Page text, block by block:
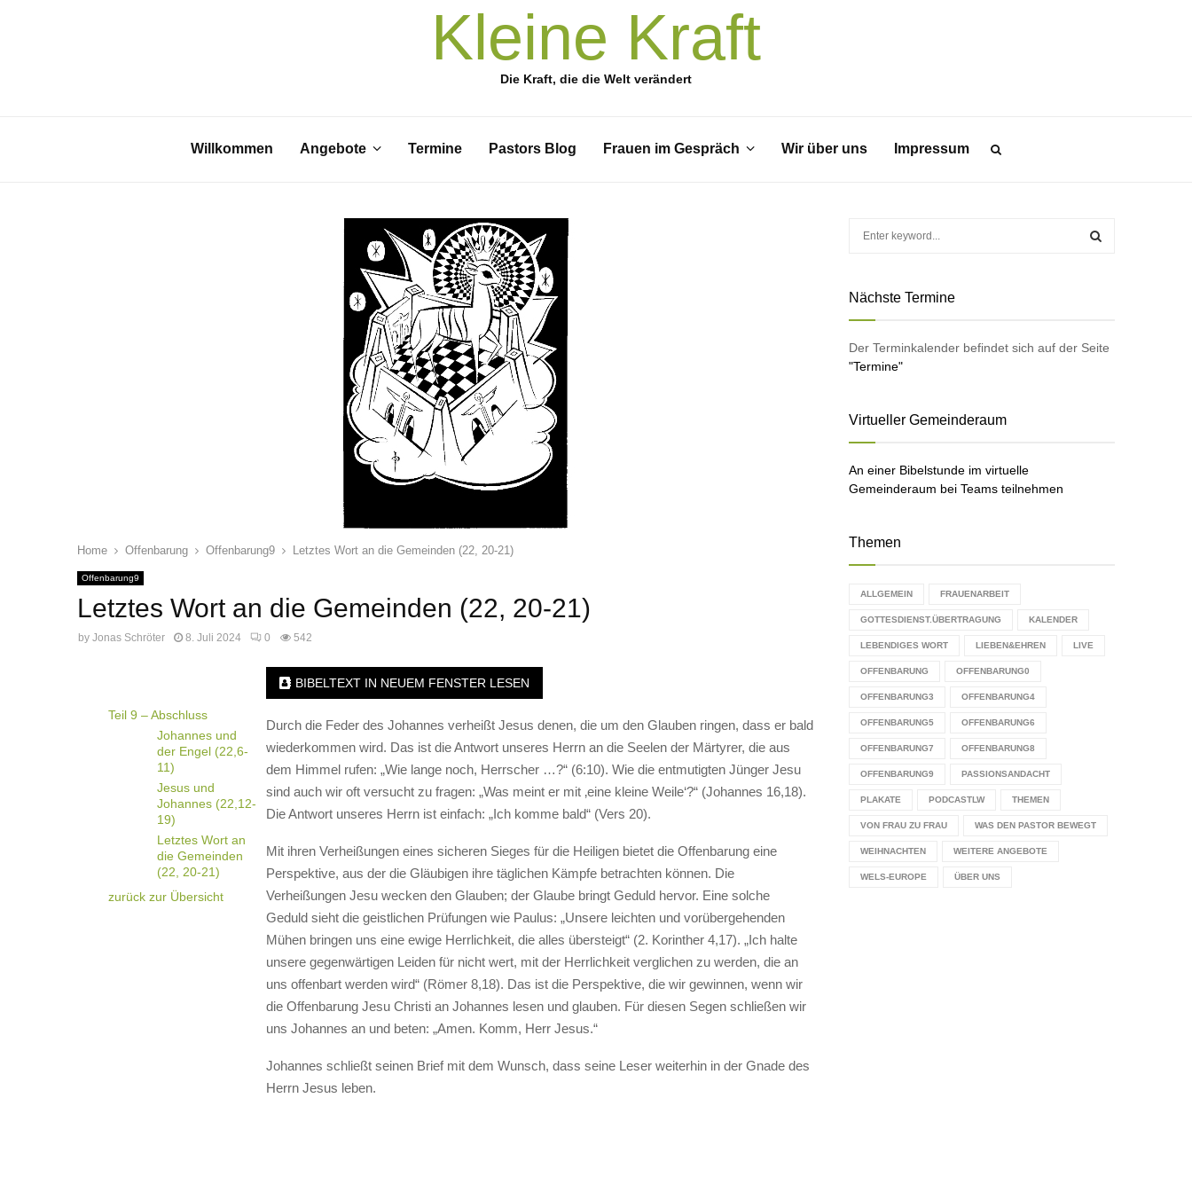
Kleine Kraft
Die Kraft, die die Welt verändert
Willkommen Angebote Termine Pastors Blog Frauen im Gespräch Wir über uns Impressum
Home Offenbarung Offenbarung9 Letztes Wort an die Gemeinden (22, 20-21)
Offenbarung9
Letztes Wort an die Gemeinden (22, 20-21)
by Jonas Schröter 8. Juli 2024 0 542
Teil 9 – Abschluss
Johannes und
der Engel (22,6-
11)
Jesus und
Johannes (22,12-
19)
Letztes Wort an
die Gemeinden
(22, 20-21)
zurück zur Übersicht
BIBELTEXT IN NEUEM FENSTER LESEN
Durch die Feder des Johannes verheißt Jesus denen, die um den Glauben ringen, dass er bald
wiederkommen wird. Das ist die Antwort unseres Herrn an die Seelen der Märtyrer, die aus
dem Himmel rufen: „Wie lange noch, Herrscher …?“ (6:10). Wie die entmutigten Jünger Jesu
sind auch wir oft versucht zu fragen: „Was meint er mit ‚eine kleine Weile‘?“ (Johannes 16,18).
Die Antwort unseres Herrn ist einfach: „Ich komme bald“ (Vers 20).
Mit ihren Verheißungen eines sicheren Sieges für die Heiligen bietet die Offenbarung eine
Perspektive, aus der die Gläubigen ihre täglichen Kämpfe betrachten können. Die
Verheißungen Jesu wecken den Glauben; der Glaube bringt Geduld hervor. Eine solche
Geduld sieht die geistlichen Prüfungen wie Paulus: „Unsere leichten und vorübergehenden
Mühen bringen uns eine ewige Herrlichkeit, die alles übersteigt“ (2. Korinther 4,17). „Ich halte
unsere gegenwärtigen Leiden für nicht wert, mit der Herrlichkeit verglichen zu werden, die an
uns offenbart werden wird“ (Römer 8,18). Das ist die Perspektive, die wir gewinnen, wenn wir
die Offenbarung Jesu Christi an Johannes lesen und glauben. Für diesen Segen schließen wir
uns Johannes an und beten: „Amen. Komm, Herr Jesus.“
Johannes schließt seinen Brief mit dem Wunsch, dass seine Leser weiterhin in der Gnade des
Herrn Jesus leben.
c
h
A
Nächste Termine
Der Terminkalender befindet sich auf der Seite
"Termine"
Virtueller Gemeinderaum
An einer Bibelstunde im virtuelle
Gemeinderaum bei Teams teilnehmen
Themen
ALLGEMEIN FRAUENARBEIT
GOTTESDIENST.ÜBERTRAGUNG KALENDER
LEBENDIGES WORT LIEBEN&EHREN LIVE
OFFENBARUNG OFFENBARUNG0
OFFENBARUNG3 OFFENBARUNG4
OFFENBARUNG5 OFFENBARUNG6
OFFENBARUNG7 OFFENBARUNG8
OFFENBARUNG9 PASSIONSANDACHT
PLAKATE PODCASTLW THEMEN
VON FRAU ZU FRAU WAS DEN PASTOR BEWEGT
WEIHNACHTEN WEITERE ANGEBOTE
WELS-EUROPE ÜBER UNS